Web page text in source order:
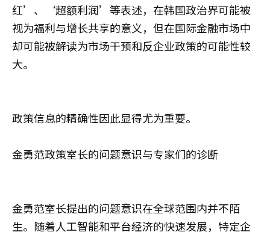
红’、‘超额利润’等表述，在韩国政治界可能被
视为福利与增长共享的意义，但在国际金融市场中
却可能被解读为市场干预和反企业政策的可能性较
大。
政策信息的精确性因此显得尤为重要。
金勇范政策室长的问题意识与专家们的诊断
金勇范室长提出的问题意识在全球范围内并不陌
生。随着人工智能和平台经济的快速发展，特定企